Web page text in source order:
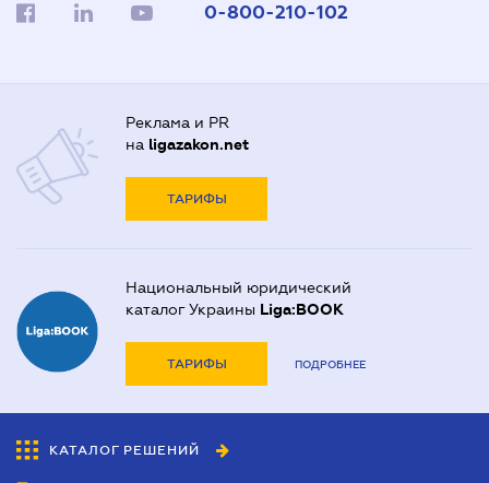
0-800-210-102
Реклама и PR
на ligazakon.net
ТАРИФЫ
Национальный юридический
каталог Украины Liga:BOOK
ТАРИФЫ ПОДРОБНЕЕ
КАТАЛОГ РЕШЕНИЙ